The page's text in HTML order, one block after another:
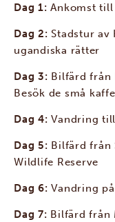
Dag 1:Ankomst
Dag 2: Stadstur av
ugandiska rätter
Dag 3: Bilfärd från
Besök de små
Dag 4:Vandring
Dag 5: Bilfärd från
Wildlife Reserve
Dag 6:Vandring
Dag 7: Bilfärd från